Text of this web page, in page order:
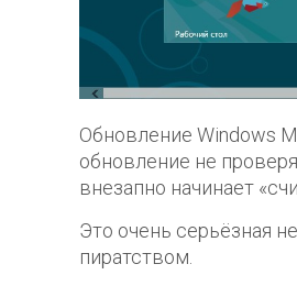
Обновление Windows
обновление не
внезапно начинает
Это очень серьёзная
пиратством.